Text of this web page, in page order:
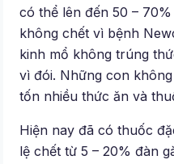
có thể lên đến 50 –
không chết vì bệnh
kinh mổ không trúng
vì đói. Những con
tốn nhiều thức ăn và
Hiện nay đã có thuốc
lệ chết từ 5 – 20% đàn